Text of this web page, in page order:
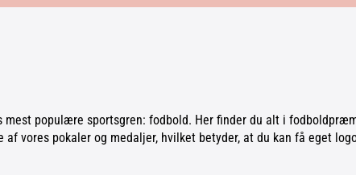
populære sportsgren: fodbold. Her finder du alt i
vores pokaler og medaljer, hvilket betyder, at du kan få eget